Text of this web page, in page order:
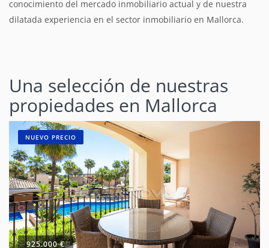
conocimiento del mercado inmobiliario actual y de nuestra
dilatada experiencia en el sector inmobiliario en Mallorca.
Una selección de nuestras
propiedades en Mallorca
NUEVO PRECIO
925.000 €